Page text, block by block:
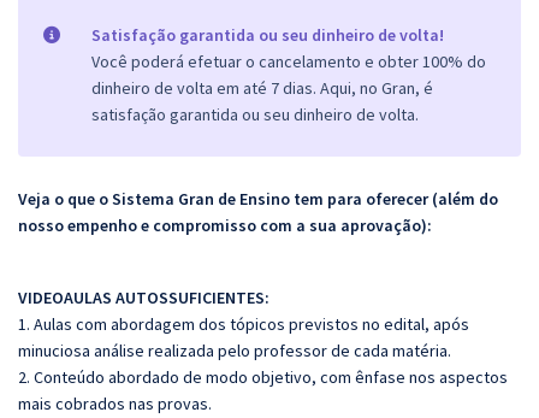
Satisfação garantida ou seu dinheiro de volta!
Você poderá efetuar o cancelamento e obter 100% do
dinheiro de volta em até 7 dias. Aqui, no Gran, é
satisfação garantida ou seu dinheiro de volta.
Veja o que o Sistema Gran de Ensino tem para oferecer (além do
nosso empenho e compromisso com a sua aprovação):
VIDEOAULAS AUTOSSUFICIENTES:
1. Aulas com abordagem dos tópicos previstos no edital, após
minuciosa análise realizada pelo professor de cada matéria.
2. Conteúdo abordado de modo objetivo, com ênfase nos aspectos
mais cobrados nas provas.